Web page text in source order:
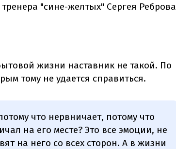
"сине-желтых" Сергея Реброва
жизни наставник не такой. По
тому не удается справиться.
что нервничает, потому что
на его месте? Это все эмоции, не
на него со всех сторон. А в жизни